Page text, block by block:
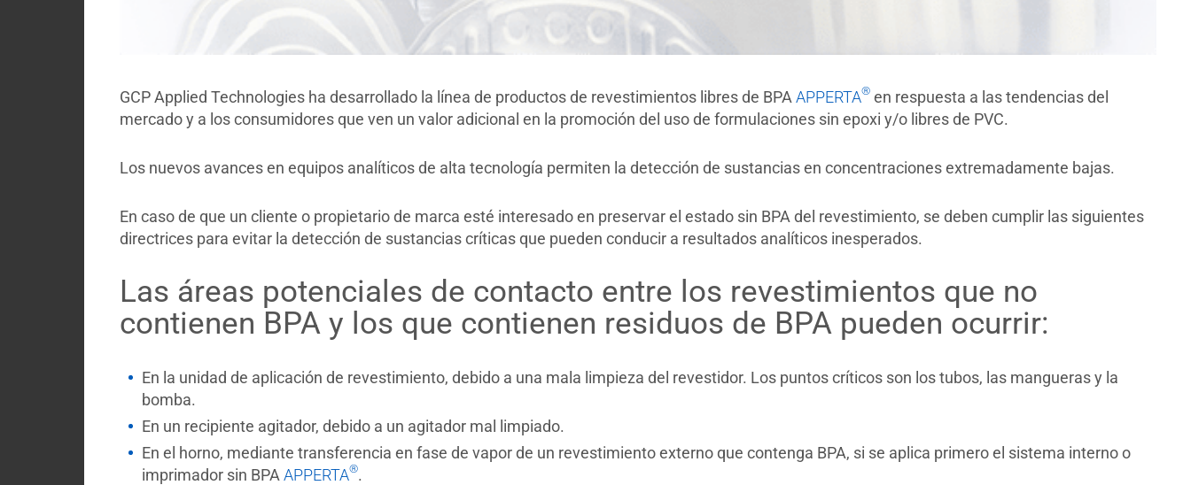
GCP Applied Technologies ha desarrollado la línea de productos de revestimientos libres de BPA APPERTA®en respuesta a las tendencias del
mercado y a los consumidores que ven un valor adicional en la promoción del uso de formulaciones sin epoxi y/o libres de PVC.
Los nuevos avances en equipos analíticos de alta tecnología permiten la detección de sustancias en concentraciones extremadamente bajas.
En caso de que un cliente o propietario de marca esté interesado en preservar el estado sin BPA del revestimiento, se deben cumplir las siguientes
directrices para evitar la detección de sustancias críticas que pueden conducir a resultados analíticos inesperados.
Las áreas potenciales de contacto entre los revestimientos que no
contienen BPA y los que contienen residuos de BPA pueden ocurrir:
En la unidad de aplicación de revestimiento, debido a una mala limpieza del revestidor. Los puntos críticos son los tubos, las mangueras y la
bomba.
En un recipiente agitador, debido a un agitador mal limpiado.
En el horno, mediante transferencia en fase de vapor de un revestimiento externo que contenga BPA, si se aplica primero el sistema interno o
imprimador sin BPA APPERTA®.